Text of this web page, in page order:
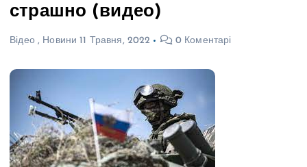
страшно (видео)
Відео, Новини 11 Травня, 2022 0 Коментарі